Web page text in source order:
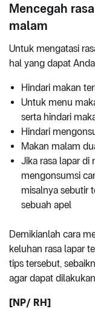
Mencegah
malam
Untuk mengatasi
hal yang dapat
Hindari makan
Untuk menu
serta hindari
Hindari
Makan malam
Jika rasa lapar di
mengonsumsi
misalnya sebutir
sebuah apel
Demikianlah cara
keluhan rasa lapar
tips tersebut,
agar dapat
[NP/ RH]